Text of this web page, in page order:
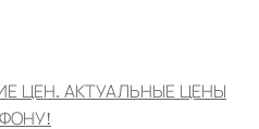
ЦЕН. АКТУАЛЬНЫЕ ЦЕНЫ